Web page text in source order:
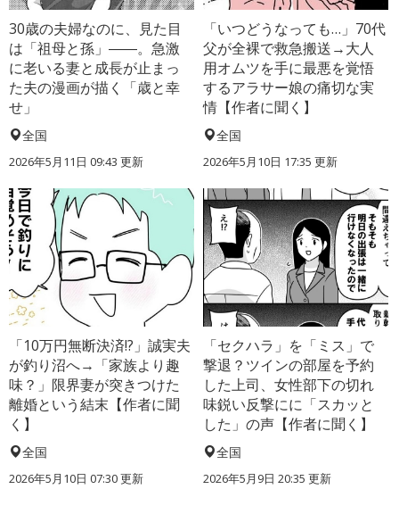
30歳の夫婦なのに、見た目
は「祖母と孫」――。急激
に老いる妻と成長が止まっ
た夫の漫画が描く「歳と幸
せ」
全国
2026年5月11日 09:43 更新
「いつどうなっても…」70代
父が全裸で救急搬送→大人
用オムツを手に最悪を覚悟
するアラサー娘の痛切な実
情【作者に聞く】
全国
2026年5月10日 17:35 更新
「10万円無断決済!?」誠実夫
が釣り沼へ→「家族より趣
味？」限界妻が突きつけた
離婚という結末【作者に聞
く】
全国
2026年5月10日 07:30 更新
「セクハラ」を「ミス」で
撃退？ツインの部屋を予約
した上司、女性部下の切れ
味鋭い反撃にに「スカッと
した」の声【作者に聞く】
全国
2026年5月9日 20:35 更新